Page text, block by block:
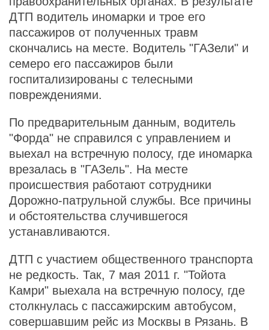
ДТП водитель иномарки и трое его
пассажиров от полученных травм
скончались на месте. Водитель "ГАЗели" и
семеро его пассажиров были
госпитализированы с телесными
повреждениями.
По предварительным данным, водитель
"Форда" не справился с управлением и
выехал на встречную полосу, где иномарка
врезалась в "ГАЗель". На месте
происшествия работают сотрудники
Дорожно-патрульной службы. Все причины
и обстоятельства случившегося
устанавливаются.
ДТП с участием общественного транспорта
не редкость. Так, 7 мая 2011 г. "Тойота
Камри" выехала на встречную полосу, где
столкнулась с пассажирским автобусом,
совершавшим рейс из Москвы в Рязань. В